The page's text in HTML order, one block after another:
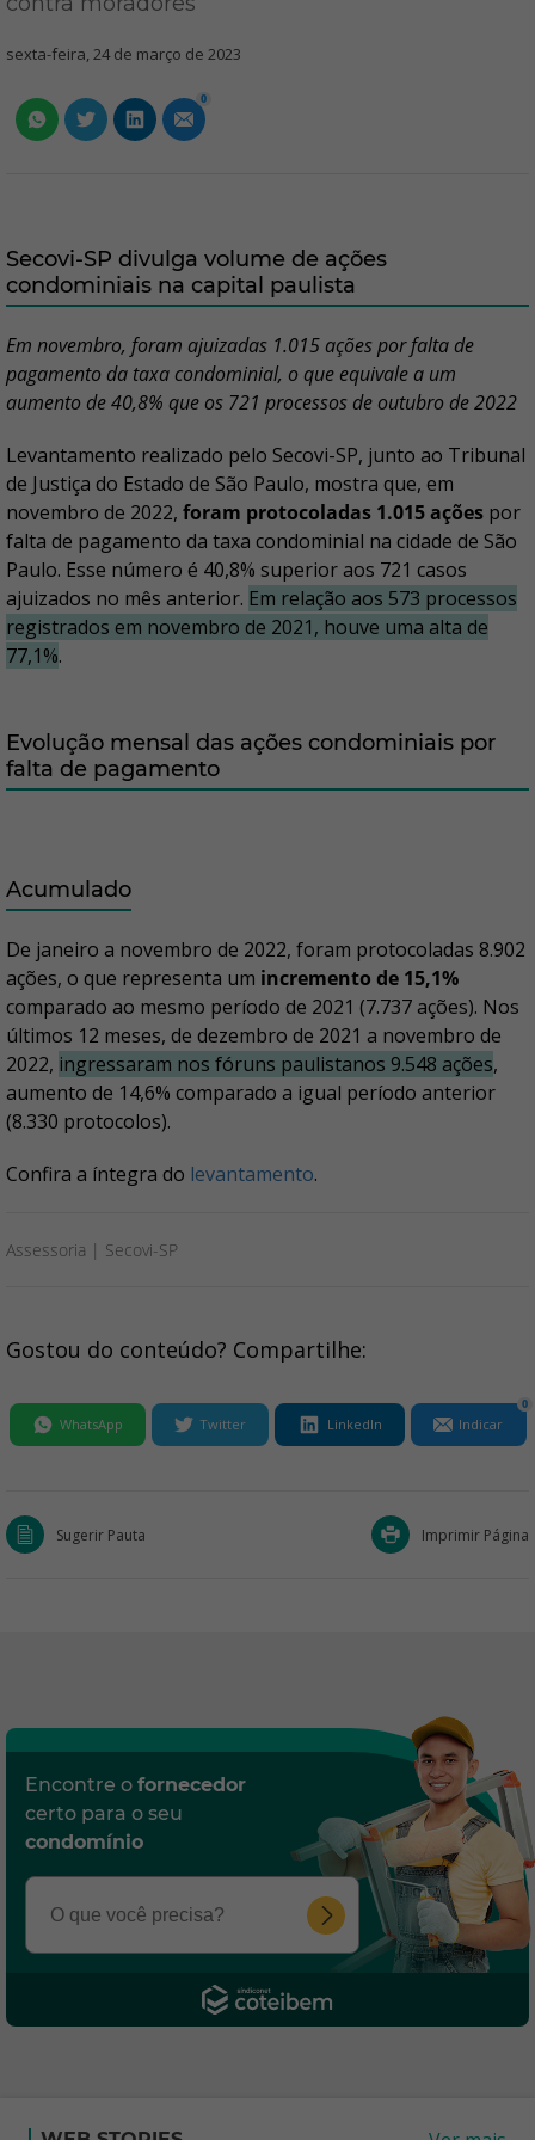
sexta-feira, 24 de março de 2023
0
Secovi-SP divulga volume de ações
condominiais na capital paulista
Em novembro, foram ajuizadas 1.015 ações por falta de
pagamento da taxa condominial, o que equivale a um
aumento de 40,8% que os 721 processos de outubro de 2022
Levantamento realizado pelo Secovi-SP, junto ao Tribunal
de Justiça do Estado de São Paulo, mostra que, em
novembro de 2022, foram protocoladas 1.015 ações por
falta de pagamento da taxa condominial na cidade de São
Paulo. Esse número é 40,8% superior aos 721 casos
ajuizados no mês anterior. Em relação aos 573 processos
registrados em novembro de 2021, houve uma alta de
77,1%.
Evolução mensal das ações condominiais por
falta de pagamento
Acumulado
De janeiro a novembro de 2022, foram protocoladas 8.902
ações, o que representa um incremento de 15,1%
comparado ao mesmo período de 2021 (7.737 ações). Nos
últimos 12 meses, de dezembro de 2021 a novembro de
2022, ingressaram nos fóruns paulistanos 9.548 ações,
aumento de 14,6% comparado a igual período anterior
(8.330 protocolos).
Confira a íntegra do levantamento.
Assessoria | Secovi-SP
Gostou do conteúdo? Compartilhe:
WhatsApp Twitter LinkedIn Indicar
0
Sugerir Pauta Imprimir Página
Encontre o fornecedor
certo para o seu
condomínio